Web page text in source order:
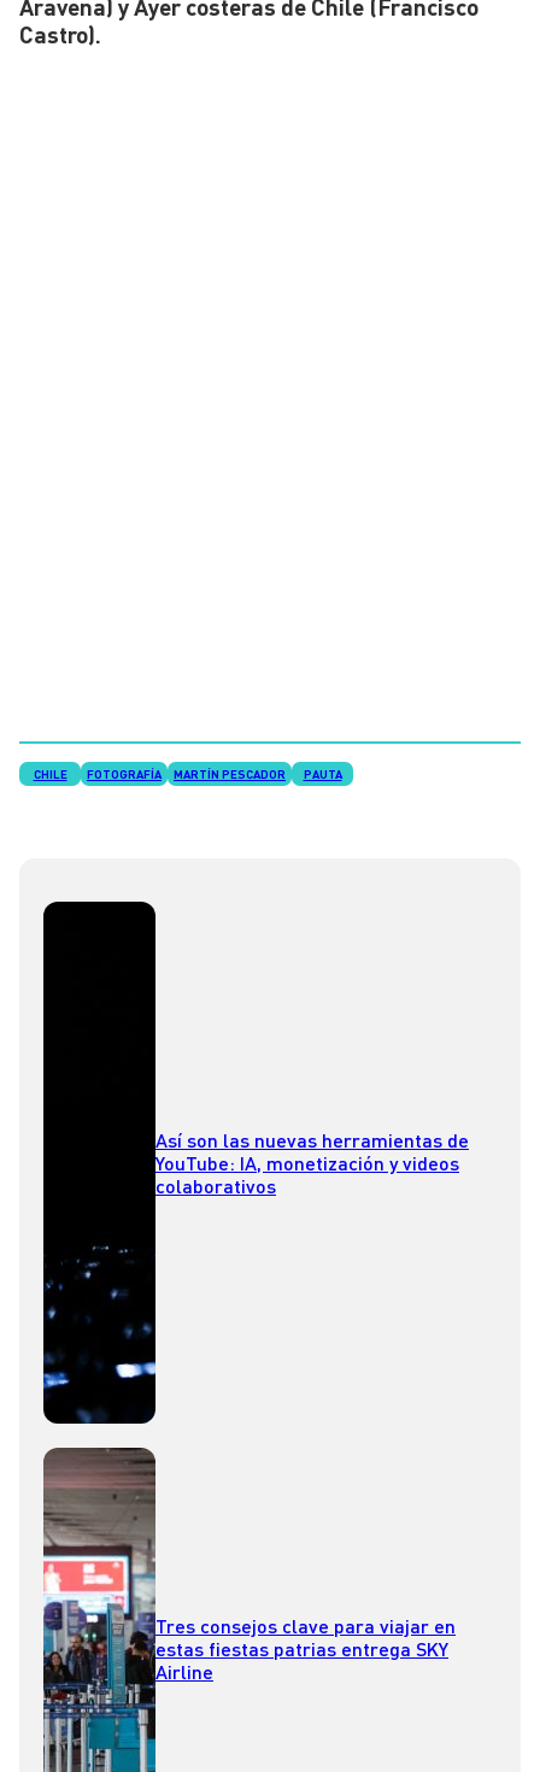
Aravena) y Ayer costeras de Chile (Francisco
Castro).
CHILE FOTOGRAFÍA MARTÍN PESCADOR PAUTA
Así son las nuevas herramientas de
YouTube: IA, monetización y videos
colaborativos
Tres consejos clave para viajar en
estas fiestas patrias entrega SKY
Airline